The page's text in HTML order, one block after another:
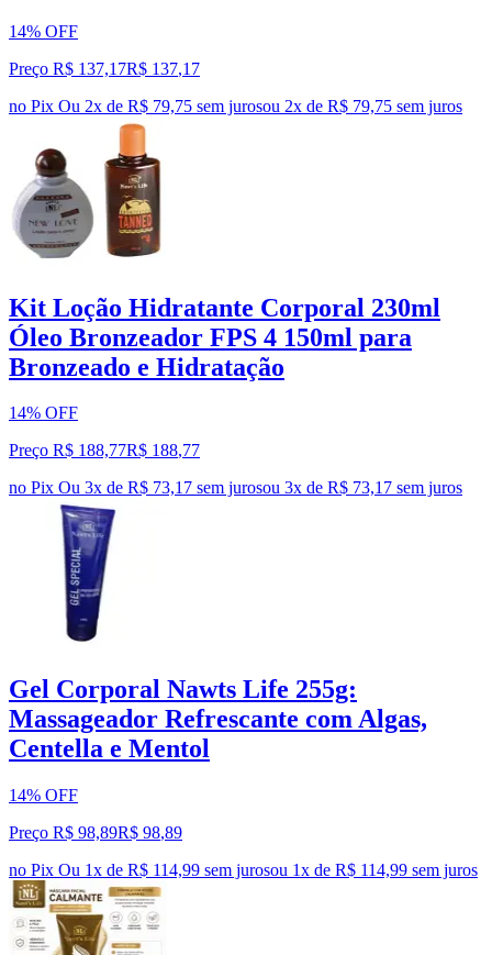
14% OFF
Preço R$ 137,17R$ 137,17
no Pix Ou 2x de R$ 79,75 sem jurosou 2x de R$ 79,75 sem juros
Kit Loção Hidratante Corporal 230ml
Óleo Bronzeador FPS 4 150ml para
Bronzeado e Hidratação
14% OFF
Preço R$ 188,77R$ 188,77
no Pix Ou 3x de R$ 73,17 sem jurosou 3x de R$ 73,17 sem juros
Gel Corporal Nawts Life 255g:
Massageador Refrescante com Algas,
Centella e Mentol
14% OFF
Preço R$ 98,89R$ 98,89
no Pix Ou 1x de R$ 114,99 sem jurosou 1x de R$ 114,99 sem juros